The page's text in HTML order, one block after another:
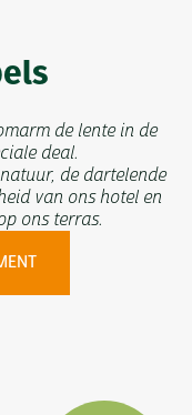
de lente in de
deal.
de dartelende
van ons hotel en
ons terras.